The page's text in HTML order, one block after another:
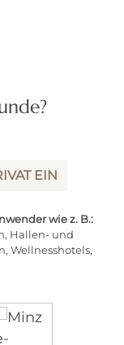
EIN
wie z. B.:
Hallen- und
Wellnesshotels,